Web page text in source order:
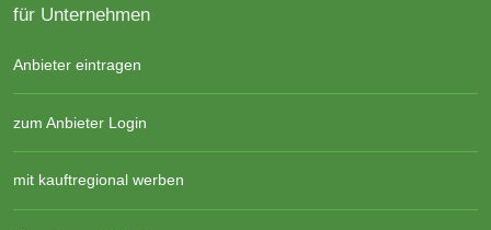
für Unternehmen
Anbieter eintragen
zum Anbieter Login
mit kauftregional werben